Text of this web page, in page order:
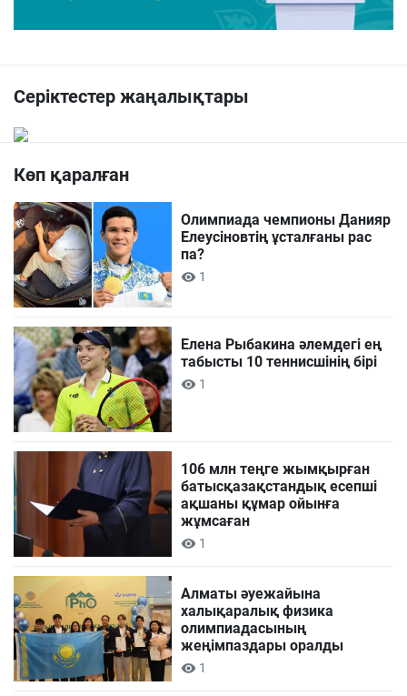
Серіктестер жаңалықтары
Көп қаралған
Олимпиада чемпионы Данияр
Елеусіновтің ұсталғаны рас
па?
1
Елена Рыбакина әлемдегі ең
табысты 10 теннисшінің бірі
1
106 млн теңге жымқырған
батысқазақстандық есепші
ақшаны құмар ойынға
жұмсаған
1
Алматы әуежайына
халықаралық физика
олимпиадасының
жеңімпаздары оралды
1